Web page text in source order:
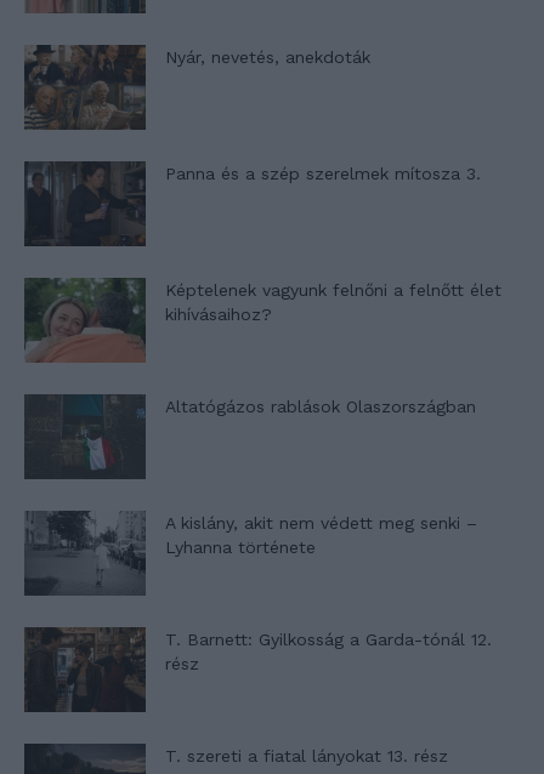
Nyár, nevetés, anekdoták
Panna és a szép szerelmek mítosza 3.
Képtelenek vagyunk felnőni a felnőtt élet
kihívásaihoz?
Altatógázos rablások Olaszországban
A kislány, akit nem védett meg senki –
Lyhanna története
T. Barnett: Gyilkosság a Garda-tónál 12.
rész
T. szereti a fiatal lányokat 13. rész